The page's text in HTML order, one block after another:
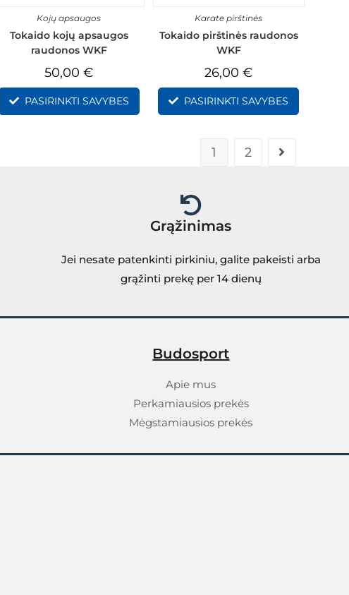
Kojų apsaugos
Tokaido kojų apsaugos
raudonos WKF
50,00€
PASIRINKTI SAVYBES
Karate pirštinės
Tokaido pirštinės raudonos
WKF
26,00€
PASIRINKTI SAVYBES
1 2
Grąžinimas
Jei nesate patenkinti pirkiniu, galite pakeisti arba
grąžinti prekę per 14 dienų
Budosport
Apie mus
Perkamiausios prekės
Mėgstamiausios prekės